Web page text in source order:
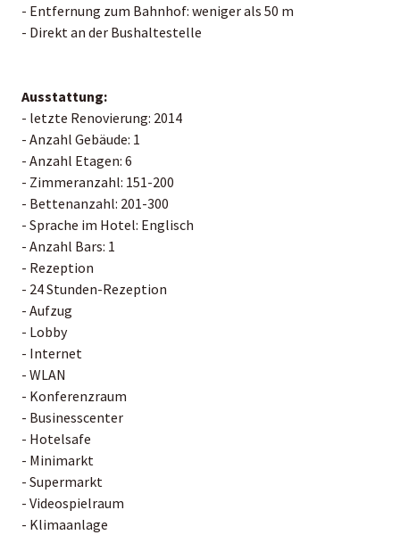
- Entfernung zum Bahnhof: weniger als 50 m
- Direkt an der Bushaltestelle
Ausstattung:
- letzte Renovierung: 2014
- Anzahl Gebäude: 1
- Anzahl Etagen: 6
- Zimmeranzahl: 151-200
- Bettenanzahl: 201-300
- Sprache im Hotel: Englisch
- Anzahl Bars: 1
- Rezeption
- 24 Stunden-Rezeption
- Aufzug
- Lobby
- Internet
- WLAN
- Konferenzraum
- Businesscenter
- Hotelsafe
- Minimarkt
- Supermarkt
- Videospielraum
- Klimaanlage